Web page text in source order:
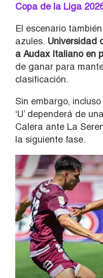
Copa de la Liga
El escenario
azules. Universidad
a Audax Italiano en
de ganar para
clasificación.
Sin embargo,
‘U’ dependerá de
Calera ante La
la siguiente fase.